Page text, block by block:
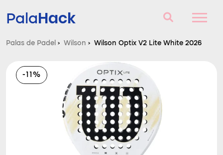
PalaHack
Palas de Padel
Consultorio
Comparador
Palas de Padel › Wilson › Wilson Optix V2 Lite White 2026
-11%